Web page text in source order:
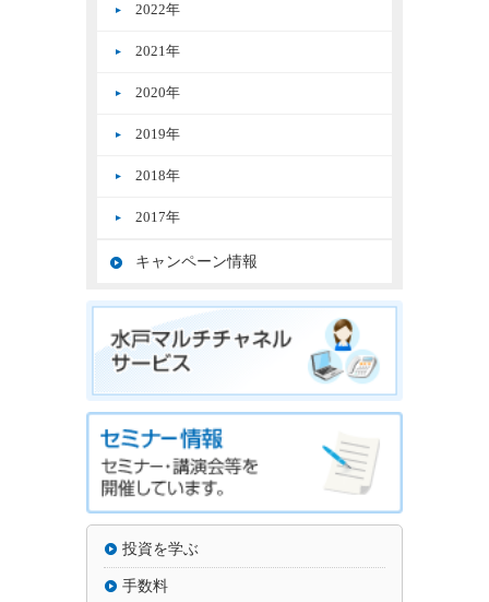
2022年
2021年
2020年
2019年
2018年
2017年
キャンペーン情報
投資を学ぶ
手数料